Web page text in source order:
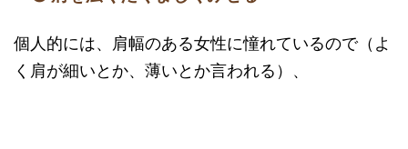
個人的には、肩幅のある女性に憧れているので（よ
く肩が細いとか、薄いとか言われる）、